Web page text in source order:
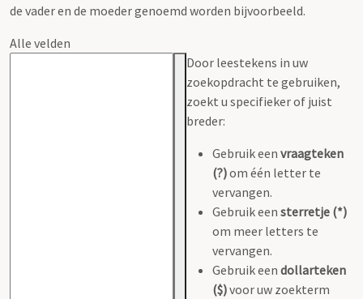
de vader en de moeder genoemd worden bijvoorbeeld.
Alle velden
Door leestekens in uw
zoekopdracht te gebruiken,
zoekt u specifieker of juist
breder:
Gebruik een vraagteken
(?)om één letter te
vervangen.
Gebruik een sterretje (*)
om meer letters te
vervangen.
Gebruik een dollarteken
($)voor uw zoekterm